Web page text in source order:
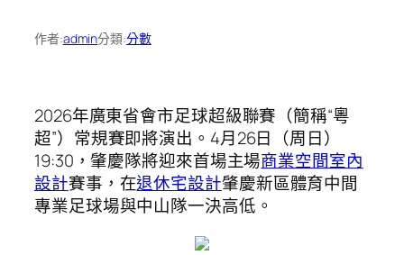
作者:admin分類:分數
2026年廣東省會市足球超級聯賽（簡稱“粵
超”）常規賽即將演出。4月26日（周日）
19:30，肇慶隊將迎來首場主場商業空間室內
設計賽事，在退休宅設計肇慶新區體育中間
專業足球場與中山隊一決高低。